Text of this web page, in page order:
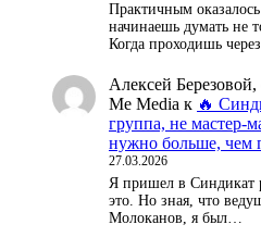
Практичным
начинаешь думать не
Когда проходишь
Алексей
Me Media к 🔥
группа, не мастер-
нужно больше, чем
27.03.2026
Я пришел в Синдикат
это. Но зная, что
Молоканов, я был…